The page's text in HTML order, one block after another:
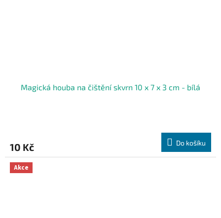
Magická houba na čištění skvrn 10 x 7 x 3 cm - bílá
10 Kč Do košíku
Akce